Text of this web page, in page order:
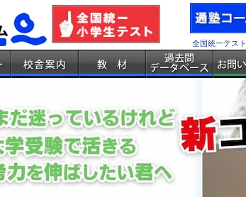
全国統一テスト